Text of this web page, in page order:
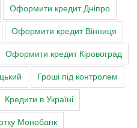
Оформити кредит Дніпро
Оформити кредит Вінниця
Оформити кредит Кіровоград
Гроші під контролем
Кредити в Україні
Монобанк